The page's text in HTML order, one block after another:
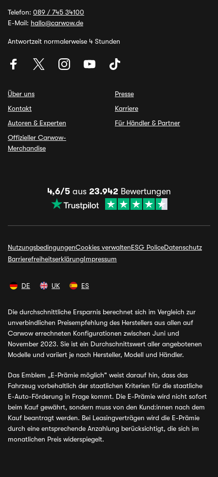
Telefon: 089 / 745 34100
E-Mail: hallo@carwow.de
Antwortzeit normalerweise 4 Stunden
Über uns
Kontakt
Autoren & Experten
Offizieller Carwow-
Merchandise
Presse
Karriere
Für Händler & Partner
4,6/5 aus 23.942 Bewertungen
NutzungsbedingungenCookies verwaltenESG PoliceDatenschutz
BarrierefreiheitserklärungImpressum
DE UK ES
Die durchschnittliche Ersparnis berechnet sich im Vergleich zur
unverbindlichen Preisempfehlung des Herstellers aus allen auf
Carwow errechneten Konfigurationen zwischen Juni und
November 2023. Sie ist ein Durchschnittswert aller angebotenen
Modelle und variiert je nach Hersteller, Modell und Händler.
Das Emblem „E-Prämie möglich" weist darauf hin, dass das
Fahrzeug vorbehaltlich der staatlichen Kriterien für die staatliche
E-Auto-Förderung in Frage kommt. Die E-Prämie wird nicht sofort
beim Kauf gewährt, sondern muss von den Kund:innen nach dem
Kauf beantragt werden. Bei Leasingverträgen wird die E-Prämie
durch eine entsprechende Anzahlung berücksichtigt, die sich im
monatlichen Preis widerspiegelt.